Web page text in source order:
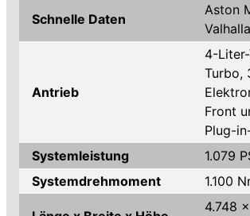
Schnelle Daten
Aston
Valhalla
Antrieb
4-
Turbo,
Front
Plug-
Systemleistung
1.079
Systemdrehmoment
1.100
4.748